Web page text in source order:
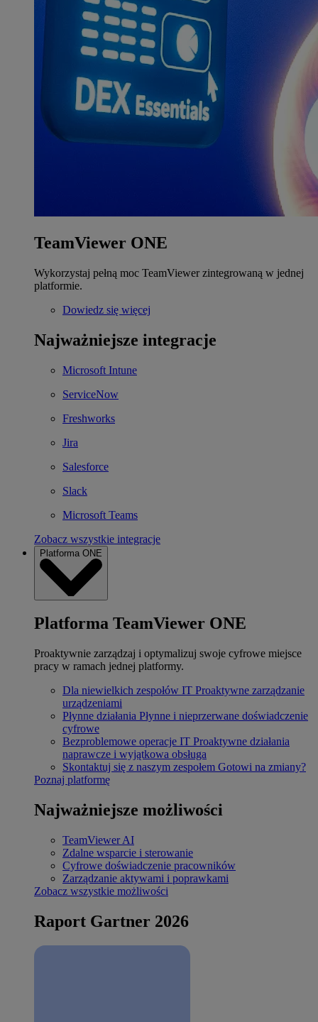
TeamViewer ONE
Wykorzystaj pełną moc TeamViewer zintegrowaną w jednej
platformie.
Dowiedz się więcej
Najważniejsze integracje
Microsoft Intune
ServiceNow
Freshworks
Jira
Salesforce
Slack
Microsoft Teams
Zobacz wszystkie integracje
Platforma ONE
Platforma TeamViewer ONE
Proaktywnie zarządzaj i optymalizuj swoje cyfrowe miejsce
pracy w ramach jednej platformy.
Dla niewielkich zespołów IT Proaktywne zarządzanie
urządzeniami
Płynne działania Płynne i nieprzerwane doświadczenie
cyfrowe
Bezproblemowe operacje IT Proaktywne działania
naprawcze i wyjątkowa obsługa
Skontaktuj się z naszym zespołem Gotowi na zmiany?
Poznaj platformę
Najważniejsze możliwości
TeamViewer AI
Zdalne wsparcie i sterowanie
Cyfrowe doświadczenie pracowników
Zarządzanie aktywami i poprawkami
Zobacz wszystkie możliwości
Raport Gartner 2026